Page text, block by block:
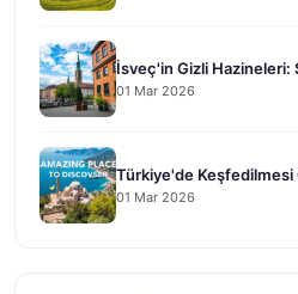
İsveç'in Gizli
01 Mar 2026
Türkiye'de Keşfedilmesi
01 Mar 2026